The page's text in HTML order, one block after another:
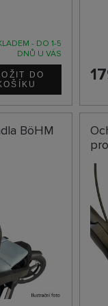
- DO 1-5
DNŮ U VÁS
BöHM